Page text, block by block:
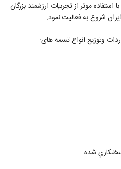
استیل ایران در سال 1388 و با استفاده موثر از تجربیات ارزشمند بزرگان
شروع به فعالیت نمود.
وتوزيع انواع تسمه هاى:
شده